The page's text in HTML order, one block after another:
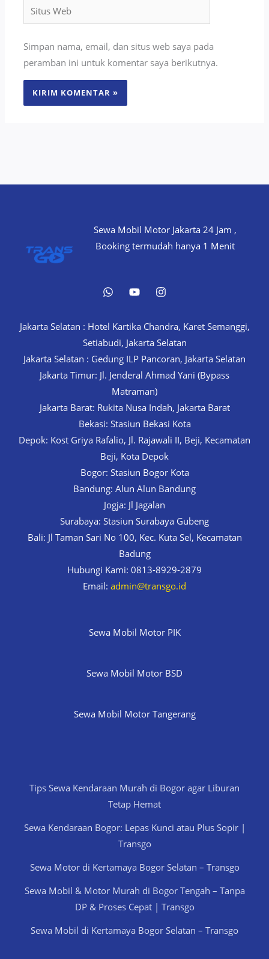
Web
Simpan nama, email, dan situs web saya pada
peramban ini untuk komentar saya berikutnya.
Sewa Mobil Motor Jakarta 24 Jam ,
Booking termudah hanya 1 Menit
Jakarta Selatan : Hotel Kartika Chandra, Karet Semanggi,
Setiabudi, Jakarta Selatan
Jakarta Selatan : Gedung ILP Pancoran, Jakarta Selatan
Jakarta Timur: Jl. Jenderal Ahmad Yani (Bypass
Matraman)
Jakarta Barat: Rukita Nusa Indah, Jakarta Barat
Bekasi: Stasiun Bekasi Kota
Depok: Kost Griya Rafalio, Jl. Rajawali II, Beji, Kecamatan
Beji, Kota Depok
Bogor: Stasiun Bogor Kota
Bandung: Alun Alun Bandung
Jogja: Jl Jagalan
Surabaya: Stasiun Surabaya Gubeng
Bali: Jl Taman Sari No 100, Kec. Kuta Sel, Kecamatan
Badung
Hubungi Kami: 0813-8929-2879
Email: admin@transgo.id
Sewa Mobil Motor PIK
Sewa Mobil Motor BSD
Sewa Mobil Motor Tangerang
Tips Sewa Kendaraan Murah di Bogor agar Liburan
Tetap Hemat
Sewa Kendaraan Bogor: Lepas Kunci atau Plus Sopir |
Transgo
Sewa Motor di Kertamaya Bogor Selatan – Transgo
Sewa Mobil & Motor Murah di Bogor Tengah – Tanpa
DP & Proses Cepat | Transgo
Sewa Mobil di Kertamaya Bogor Selatan – Transgo